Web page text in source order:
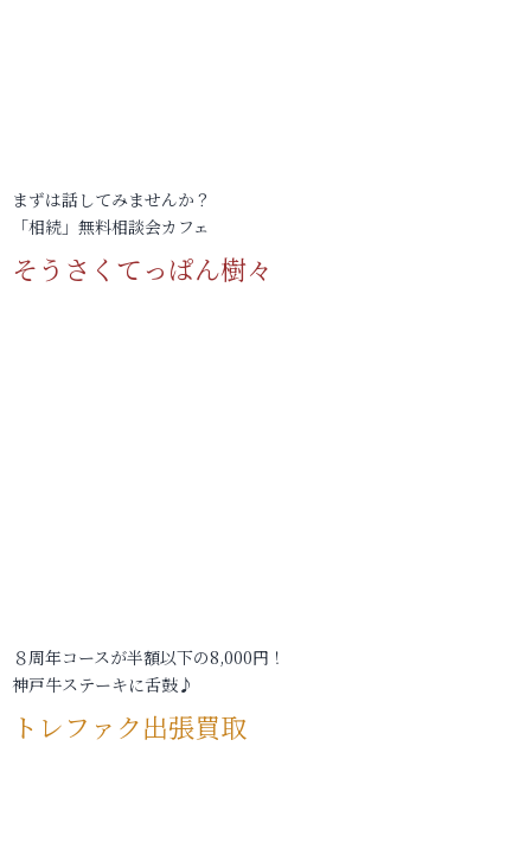
まずは話してみませんか？
「相続」無料相談会カフェ
そうさくてっぱん樹々
８周年コースが半額以下の8,000円！
神戸牛ステーキに舌鼓♪
トレファク出張買取